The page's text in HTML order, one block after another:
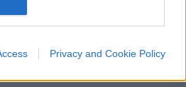
Privacy and Cookie Policy